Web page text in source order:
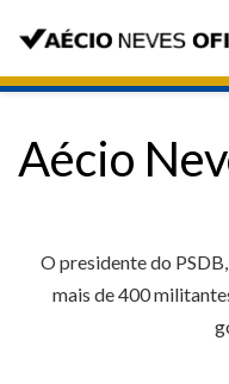
Aécio
O presidente do
mais de 400